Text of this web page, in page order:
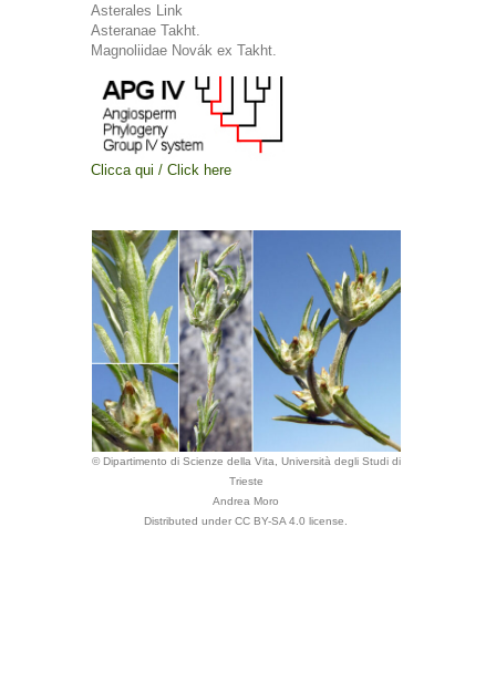
Asterales Link
Asteranae Takht.
Magnoliidae Novák ex Takht.
Clicca qui / Click here
© Dipartimento di Scienze della Vita, Università degli Studi di
Trieste
Andrea Moro
Distributed under CC BY-SA 4.0 license.